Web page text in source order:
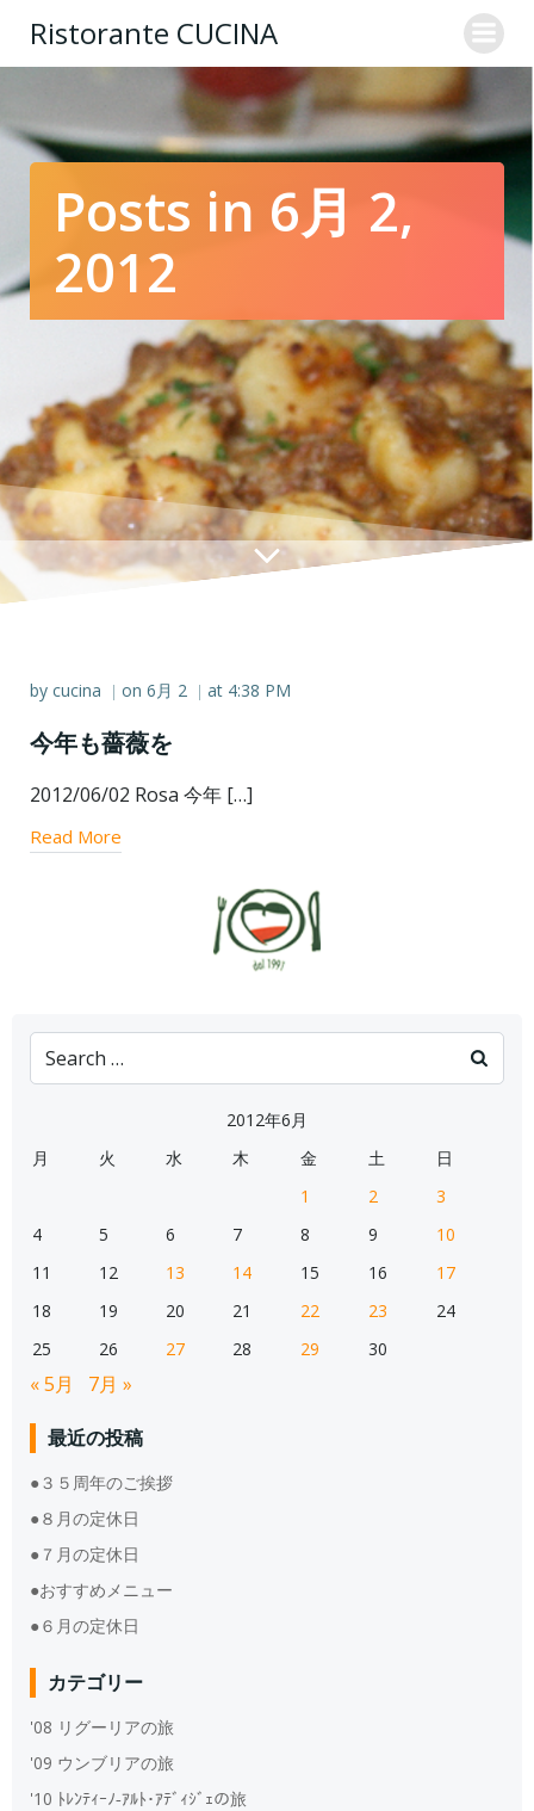
ン
テ
ン
ツ
へ
キ
Ristorante CUCINA
Posts in 6月 2,
2012
by cucina | on 6月 2 | at 4:38 PM
今年も薔薇を
2012/06/02 Rosa 今年 […]
Read More
Search
for:
2012年6月
月
火 水 木 金 土
日
1
2
3
4
5 6 7 8 9
10
11
12 13 14 15 16
17
18
19 20 21 22 23
24
25
26 27 28 29 30
« 5月 7月 »
最近の投稿
●３５周年のご挨拶
●８月の定休日
●７月の定休日
●おすすめメニュー
●６月の定休日
カテゴリー
'08 リグーリアの旅
'09 ウンブリアの旅
'10 ﾄﾚﾝﾃｨｰﾉ‐ｱﾙﾄ･ｱﾃﾞｨｼﾞｪの旅